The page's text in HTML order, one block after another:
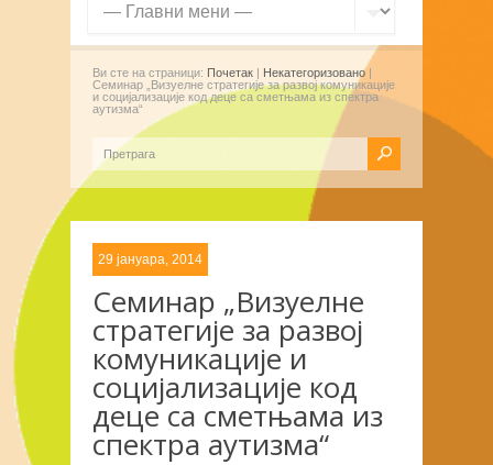
Ви сте на страници: Почетак | Некатегоризовано|
Семинар „Визуелне стратегије за развој комуникације
и социјализације код деце са сметњама из спектра
аутизма“
29 јануара, 2014
Семинар „Визуелне
стратегије за развој
комуникације и
социјализације код
деце са сметњама из
спектра аутизма“